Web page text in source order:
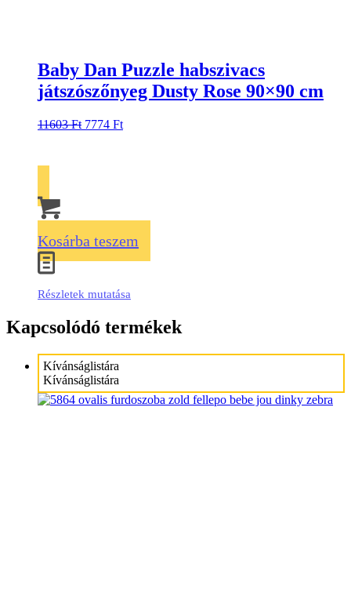
Baby Dan Puzzle habszivacs
játszószőnyeg Dusty Rose 90×90 cm
11603Ft 7774 Ft
Kosárba teszem
Részletek mutatása
Kapcsolódó termékek
Kívánságlistára
Kívánságlistára